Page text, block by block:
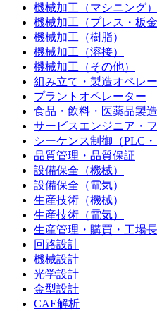
機械加工（マシニング）
機械加工（プレス・板金
機械加工（樹脂）
機械加工（溶接）
機械加工（その他）
組み立て・製造オペレ
プラントオペレーター
食品・飲料・医薬品製
サービスエンジニア・
シーケンス制御（PLC
品質管理・品質保証
設備保全（機械）
設備保全（電気）
生産技術（機械）
生産技術（電気）
生産管理・購買・工場長
回路設計
機械設計
光学設計
金型設計
CAE解析